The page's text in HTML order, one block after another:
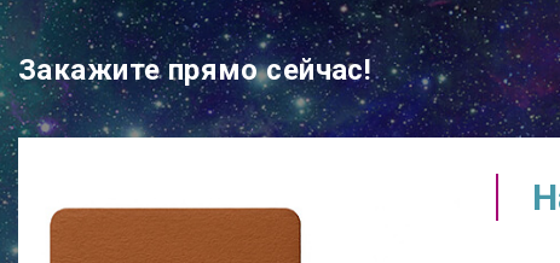
Закажите прямо сейчас!